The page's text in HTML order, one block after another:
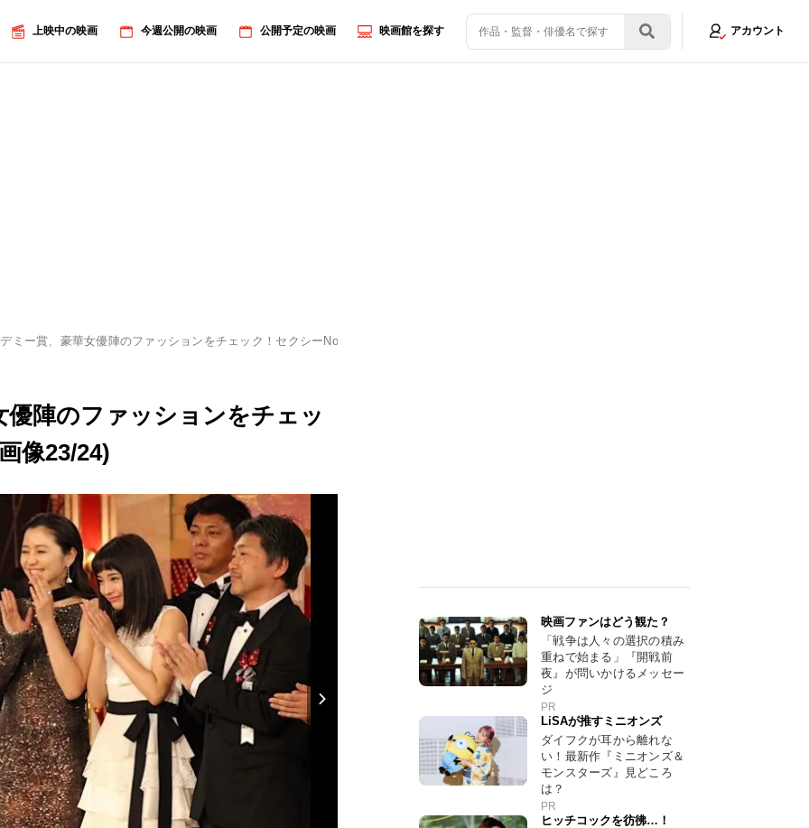
上映中の映画 今週公開の映画 公開予定の映画 映画館を探す アカウント
ミー賞、豪華女優陣のファッションをチェック！セクシーNo.1は誰？
陣のファッションをチェッ
像23/24)
映画ファンはどう観た？
「戦争は人々の選択の積み
重ねで始まる」『開戦前
夜』が問いかけるメッセー
ジ
PR
LiSAが推すミニオンズ
ダイフクが耳から離れな
い！最新作『ミニオンズ＆
モンスターズ』見どころ
は？
PR
ヒッチコックを彷彿…！